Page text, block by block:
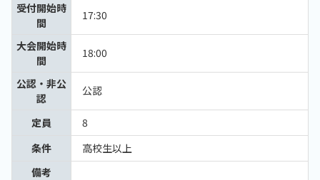
受付開始時
間
17:30
大会開始時
間
18:00
公認・非公
認
公認
定員
8
条件
高校生以上
備考